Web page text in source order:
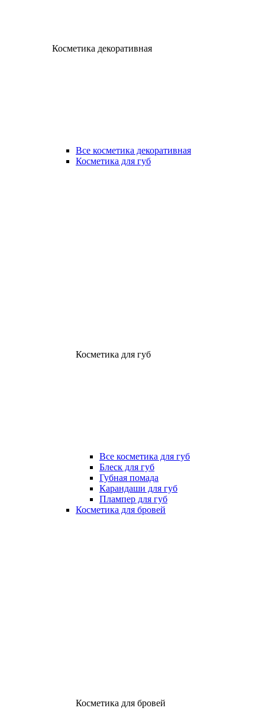
Косметика декоративная
Все косметика декоративная
Косметика для губ
Косметика для губ
Все косметика для губ
Блеск для губ
Губная помада
Карандаши для губ
Плампер для губ
Косметика для бровей
Косметика для бровей